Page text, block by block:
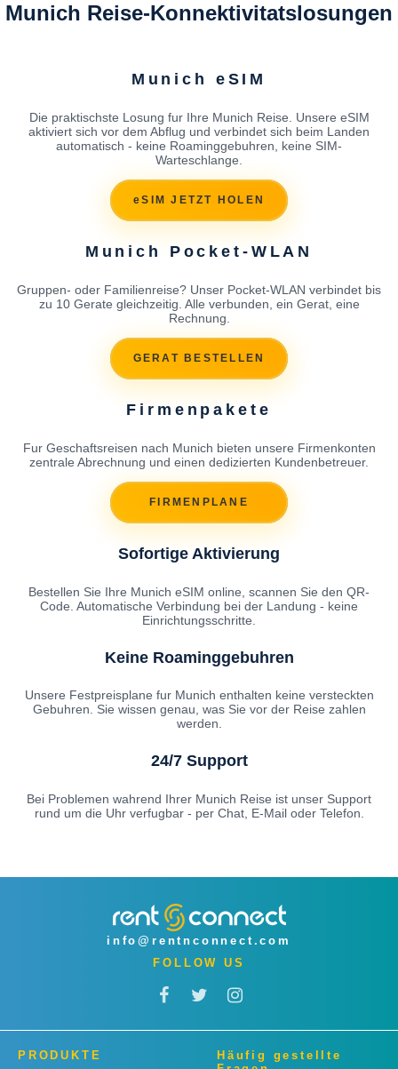
Munich Reise-Konnektivitatslosungen
Munich eSIM
Die praktischste Losung fur Ihre Munich Reise. Unsere eSIM
aktiviert sich vor dem Abflug und verbindet sich beim Landen
automatisch - keine Roaminggebuhren, keine SIM-
Warteschlange.
eSIM JETZT HOLEN
Munich Pocket-WLAN
Gruppen- oder Familienreise? Unser Pocket-WLAN verbindet bis
zu 10 Gerate gleichzeitig. Alle verbunden, ein Gerat, eine
Rechnung.
GERAT BESTELLEN
Firmenpakete
Fur Geschaftsreisen nach Munich bieten unsere Firmenkonten
zentrale Abrechnung und einen dedizierten Kundenbetreuer.
FIRMENPLANE
Sofortige Aktivierung
Bestellen Sie Ihre Munich eSIM online, scannen Sie den QR-
Code. Automatische Verbindung bei der Landung - keine
Einrichtungsschritte.
Keine Roaminggebuhren
Unsere Festpreisplane fur Munich enthalten keine versteckten
Gebuhren. Sie wissen genau, was Sie vor der Reise zahlen
werden.
24/7 Support
Bei Problemen wahrend Ihrer Munich Reise ist unser Support
rund um die Uhr verfugbar - per Chat, E-Mail oder Telefon.
info@rentnconnect.com
FOLLOW US
PRODUKTE
Häufig gestellte